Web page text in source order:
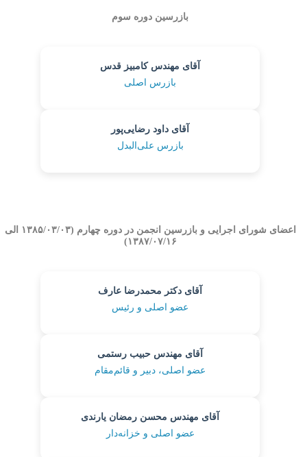
بازرسین دوره سوم
آقای مهندس کامبیز قدس
بازرس اصلی
آقای داود رضایی‌پور
بازرس علی‌البدل
اعضای شورای اجرایی و بازرسین انجمن در دوره چهارم (۱۳۸۵/۰۳/۰۳ الی
۱۳۸۷/۰۷/۱۶)
آقای دکتر محمدرضا عارف
عضو اصلی و رئیس
آقای مهندس حبیب رستمی
عضو اصلی، دبیر و قائم‌مقام
آقای مهندس محسن رمضان یارندی
عضو اصلی و خزانه‌دار